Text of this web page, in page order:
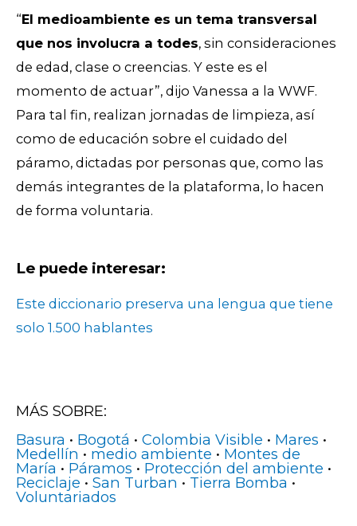
“El medioambiente es un tema transversal
que nos involucra a todes, sin consideraciones
de edad, clase o creencias. Y este es el
momento de actuar”, dijo Vanessa a la WWF.
Para tal fin, realizan jornadas de limpieza, así
como de educación sobre el cuidado del
páramo, dictadas por personas que, como las
demás integrantes de la plataforma, lo hacen
de forma voluntaria.
Le puede interesar:
Este diccionario preserva una lengua que tiene
solo 1.500 hablantes
MÁS SOBRE:
Basura • Bogotá • Colombia Visible • Mares •
Medellín • medio ambiente • Montes de
María • Páramos • Protección del ambiente •
Reciclaje • San Turban • Tierra Bomba •
Voluntariados